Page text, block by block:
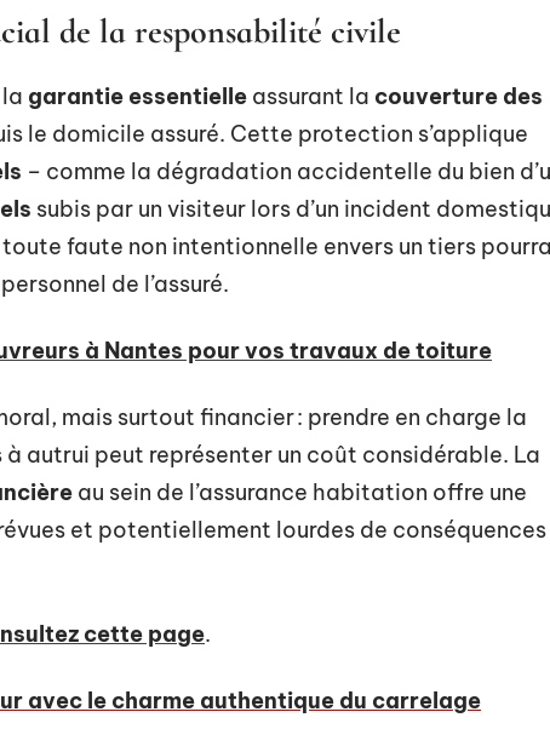
de la responsabilité civile
garantie essentielle assurant la couverture des
le domicile assuré. Cette protection s’applique
– comme la dégradation accidentelle du bien
subis par un visiteur lors d’un incident
toute faute non intentionnelle envers un tiers
de l’assuré.
à Nantes pour vos travaux de toiture
mais surtout financier : prendre en charge la
à autrui peut représenter un coût considérable. La
au sein de l’assurance habitation offre une
et potentiellement lourdes de conséquences
cette page.
avec le charme authentique du carrelage